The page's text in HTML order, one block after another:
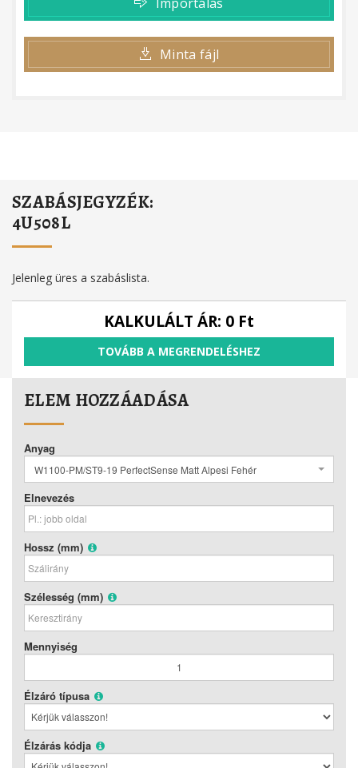
Minta fájl
SZABÁSJEGYZÉK:
4U508L
Jelenleg üres a szabáslista.
KALKULÁLT ÁR: 0 Ft
TOVÁBB A MEGRENDELÉSHEZ
ELEM HOZZÁADÁSA
Anyag
W1100-PM/ST9-19 PerfectSense Matt Alpesi Fehér
Elnevezés
Hossz (mm)
Szélesség (mm)
Mennyiség
Élzáró típusa
Élzárás kódja